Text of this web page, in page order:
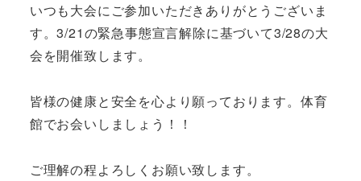
いつも大会にご参加いただきありがとうございま
す。3/21の緊急事態宣言解除に基づいて3/28の大
会を開催致します。
皆様の健康と安全を心より願っております。体育
館でお会いしましょう！！
ご理解の程よろしくお願い致します。